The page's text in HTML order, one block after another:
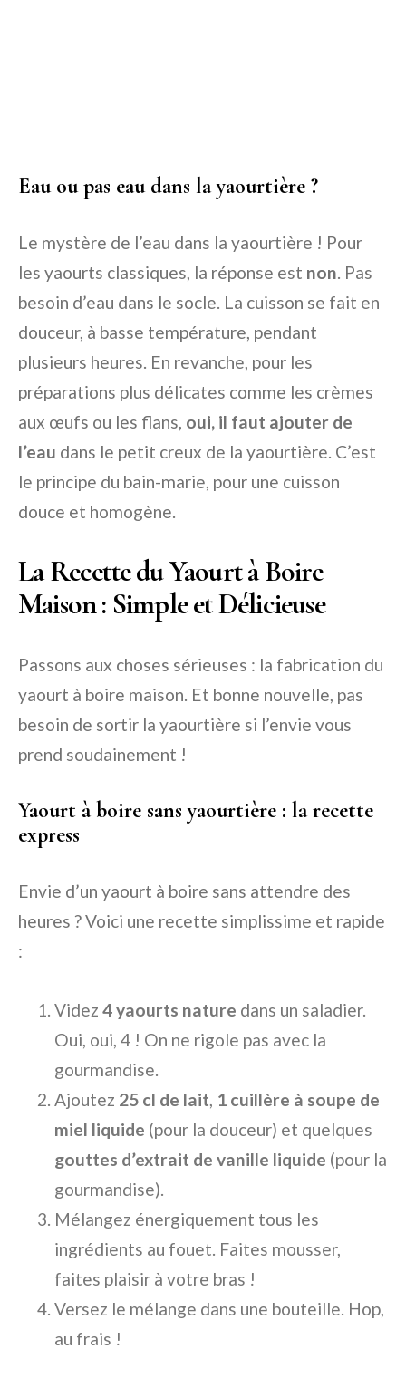
Eau ou pas eau dans la yaourtière ?
Le mystère de l’eau dans la yaourtière ! Pour
les yaourts classiques, la réponse est non. Pas
besoin d’eau dans le socle. La cuisson se fait en
douceur, à basse température, pendant
plusieurs heures. En revanche, pour les
préparations plus délicates comme les crèmes
aux œufs ou les flans, oui, il faut ajouter de
l’eau dans le petit creux de la yaourtière. C’est
le principe du bain-marie, pour une cuisson
douce et homogène.
La Recette du Yaourt à Boire
Maison : Simple et Délicieuse
Passons aux choses sérieuses : la fabrication du
yaourt à boire maison. Et bonne nouvelle, pas
besoin de sortir la yaourtière si l’envie vous
prend soudainement !
Yaourt à boire sans yaourtière : la recette
express
Envie d’un yaourt à boire sans attendre des
heures ? Voici une recette simplissime et rapide
:
Videz 4 yaourts nature dans un saladier.
Oui, oui, 4 ! On ne rigole pas avec la
gourmandise.
Ajoutez 25 cl de lait, 1 cuillère à soupe de
miel liquide (pour la douceur) et quelques
gouttes d’extrait de vanille liquide (pour la
gourmandise).
Mélangez énergiquement tous les
ingrédients au fouet. Faites mousser,
faites plaisir à votre bras !
Versez le mélange dans une bouteille. Hop,
au frais !